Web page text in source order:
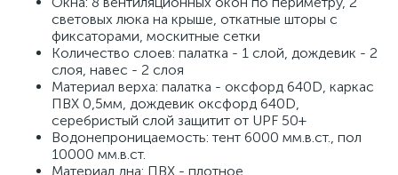
световых люка на крыше, откатные шторы с
фиксаторами, москитные сетки
Количество слоев: палатка - 1 слой, дождевик - 2
слоя, навес - 2 слоя
Материал верха: палатка - оксфорд 640D, каркас
ПВХ 0,5мм, дождевик оксфорд 640D,
серебристый слой защитит от UPF 50+
Водонепроницаемость: тент 6000 мм.в.ст., пол
10000 мм.в.ст.
Материал дна: ПВХ - плотное